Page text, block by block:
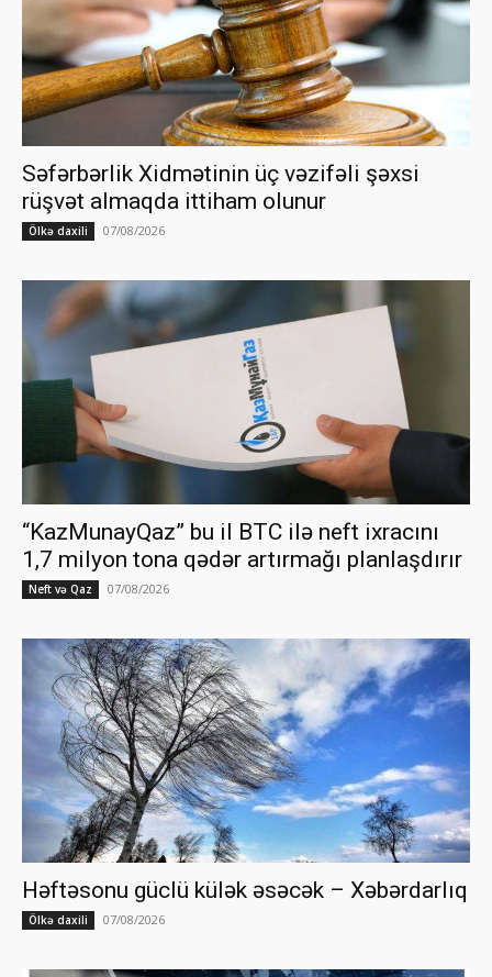
Səfərbərlik Xidmətinin üç vəzifəli şəxsi
rüşvət almaqda ittiham olunur
Ölkə daxili 07/08/2026
“KazMunayQaz” bu il BTC ilə neft ixracını
1,7 milyon tona qədər artırmağı planlaşdırır
Neft və Qaz 07/08/2026
Həftəsonu güclü külək əsəcək – Xəbərdarlıq
Ölkə daxili 07/08/2026